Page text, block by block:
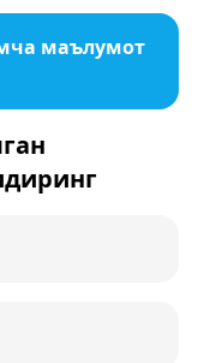
маълумот